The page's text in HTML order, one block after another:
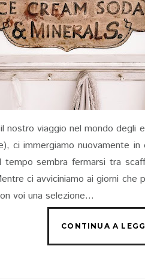
nostro viaggio nel mondo degli
ci immergiamo nuovamente
tempo sembra fermarsi tra
ci avviciniamo ai giorni
voi una selezione...